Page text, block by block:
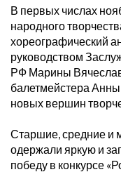
В первых числах
народного
хореографический
руководством
РФ Марины
балетмейстера
новых вершин
Старшие, средние и
одержали яркую и
победу в конкурсе